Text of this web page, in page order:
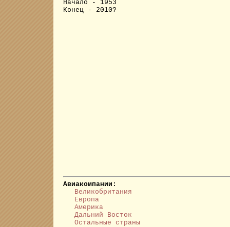
Начало - 1953
Конец - 2010?
Авиакомпании:
Великобритания
Европа
Америка
Дальний Восток
Остальные страны